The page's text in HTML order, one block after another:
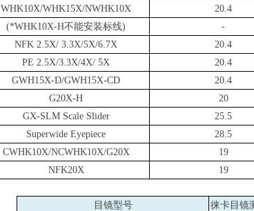
WHK10X/WHK15X/NWHK10X
20.4
(*WHK10X-H不能安装标线) -
NFK 2.5X/ 3.3X/5X/6.7X
20.4
PE 2.5X/3.3X/4X/ 5X
20.4
GWH15X-D/GWH15X-CD
20.4
G20X-H
20
GX-SLM Scale Slider
25.5
Superwide Eyepiece
28.5
CWHK10X/NCWHK10X/G20X
19
NFK20X
19
目镜型号 徕卡目镜